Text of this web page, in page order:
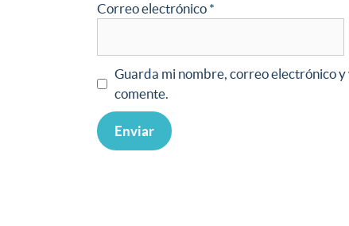
Correo electrónico *
Guarda mi nombre, correo electrónico
comente.